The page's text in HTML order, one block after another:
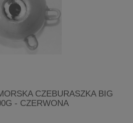
CZEBURASZKA BIG
- CZERWONA